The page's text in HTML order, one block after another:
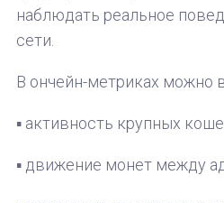
наблюдать реальное
сети.
В ончейн-метриках можно
▪️ активность крупных
▪️ движение монет между